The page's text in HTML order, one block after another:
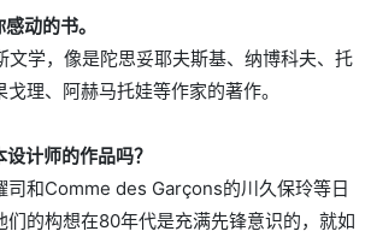
动的书。
文学，像是陀思妥耶夫斯基、纳博科夫、托
理、阿赫马托娃等作家的著作。
计师的作品吗？
司和Comme des Garçons的川久保玲等日
们的构想在80年代是充满先锋意识的，就如